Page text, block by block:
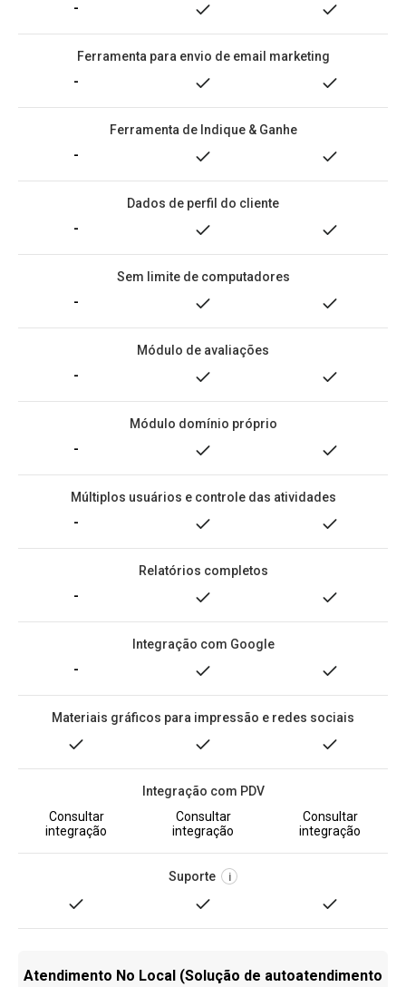
-
Ferramenta para envio de email marketing
-
Ferramenta de Indique & Ganhe
-
Dados de perfil do cliente
-
Sem limite de computadores
-
Módulo de avaliações
-
Módulo domínio próprio
-
Múltiplos usuários e controle das atividades
-
Relatórios completos
-
Integração com Google
-
Materiais gráficos para impressão e redes sociais
Integração com PDV
Consultar
integração
Consultar
integração
Consultar
integração
Suporte i
Atendimento No Local (Solução de autoatendimento